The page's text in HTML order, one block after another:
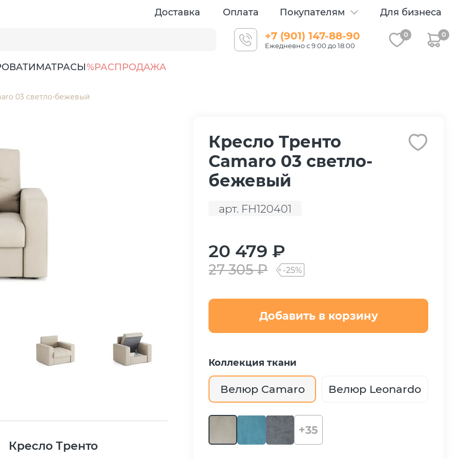
Доставка Оплата Покупателям Для бизнеса
+7 (901) 147-88-90
Ежедневно с 9:00 до 18:00
0 0
МАТРАСЫ%РАСПРОДАЖА
03 светло-бежевый
Кресло Тренто
Кресло Тренто
Camaro 03 светло-
бежевый
арт. FH120401
20 479 ₽
27 305 ₽ -25%
Добавить в корзину
Коллекция ткани
Велюр Camaro Велюр Leonardo
+35